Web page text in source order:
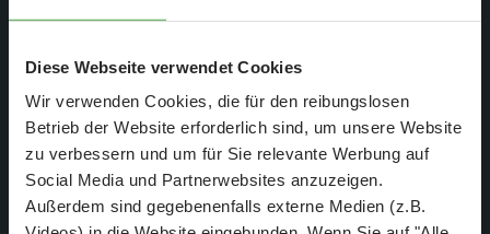
Diese Webseite verwendet Cookies
Wir verwenden Cookies, die für den reibungslosen
Betrieb der Website erforderlich sind, um unsere Website
zu verbessern und um für Sie relevante Werbung auf
Social Media und Partnerwebsites anzuzeigen.
Außerdem sind gegebenenfalls externe Medien (z.B.